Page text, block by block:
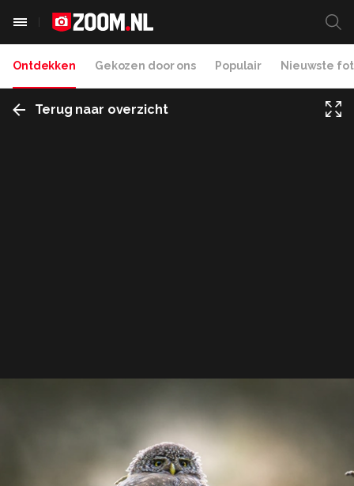
Ontdekken Gekozen door ons Populair Nieuwste
Terug naar overzicht